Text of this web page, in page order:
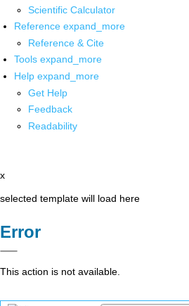
Scientific Calculator
Reference expand_more
Reference & Cite
Tools expand_more
Help expand_more
Get Help
Feedback
Readability
x
selected template will load here
Error
This action is not available.